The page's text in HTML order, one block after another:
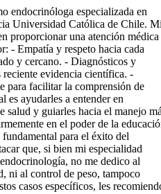
endocrinóloga especializada en
Universidad Católica de Chile.
proporcionar una atención médica
- Empatía y respeto hacia cada
y cercano. - Diagnósticos y
reciente evidencia científica. -
para facilitar la comprensión de
es ayudarles a entender en
salud y guiarles hacia el manejo
en el poder de la
para el éxito del
que, si bien mi especialidad
no me dedico al
ni al control de peso, tampoco
casos específicos, les